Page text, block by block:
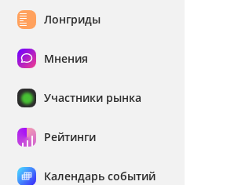
Лонгриды
Мнения
Участники рынка
Рейтинги
Календарь событий